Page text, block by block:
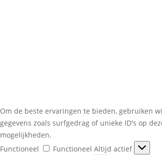
Om de beste ervaringen te bieden, gebruiken
gegevens zoals surfgedrag of unieke ID's op
mogelijkheden.
Functioneel
Functioneel Altijd actief